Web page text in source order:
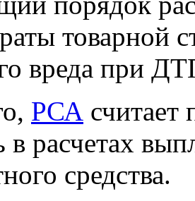
товарной
вреда при
РСА
в расчетах
средства.